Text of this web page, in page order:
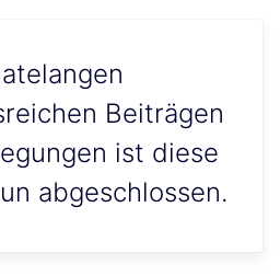
Beiträgen
ist diese
abgeschlossen.